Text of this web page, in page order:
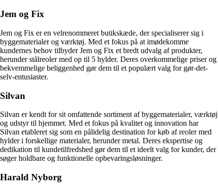
Jem og Fix
Jem og Fix er en velrenommeret butikskæde, der specialiserer sig i
byggematerialer og værktøj. Med et fokus på at imødekomme
kundernes behov tilbyder Jem og Fix et bredt udvalg af produkter,
herunder stålreoler med op til 5 hylder. Deres overkommelige priser og
bekvemmelige beliggenhed gør dem til et populært valg for gør-det-
selv-entusiaster.
Silvan
Silvan er kendt for sit omfattende sortiment af byggematerialer, værktøj
og udstyr til hjemmet. Med et fokus på kvalitet og innovation har
Silvan etableret sig som en pålidelig destination for køb af reoler med
hylder i forskellige materialer, herunder metal. Deres ekspertise og
dedikation til kundetilfredshed gør dem til et ideelt valg for kunder, der
søger holdbare og funktionelle opbevaringsløsninger.
Harald Nyborg